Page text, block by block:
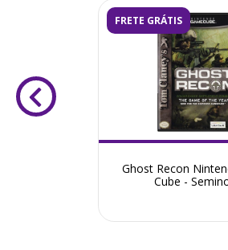
FRETE GRÁTIS
Ghost Recon
Cube -